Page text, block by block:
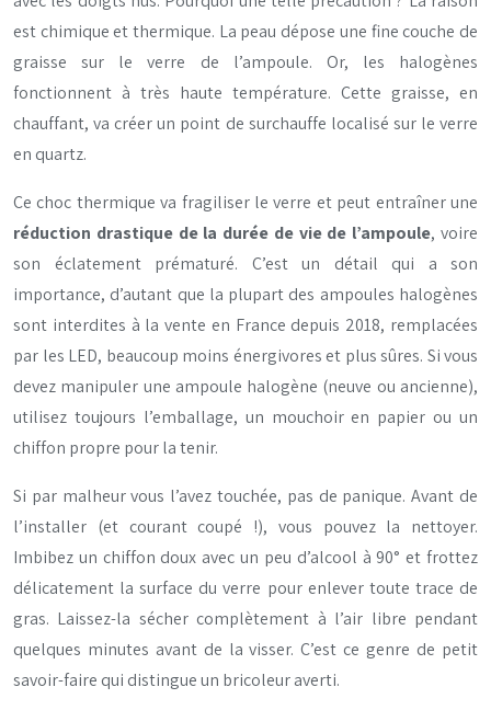
est chimique et thermique. La peau dépose une fine couche de
graisse sur le verre de l’ampoule. Or, les halogènes
fonctionnent à très haute température. Cette graisse, en
chauffant, va créer un point de surchauffe localisé sur le verre
en quartz.
Ce choc thermique va fragiliser le verre et peut entraîner une
réduction drastique de la durée de vie de l’ampoule, voire
son éclatement prématuré. C’est un détail qui a son
importance, d’autant que la plupart des ampoules halogènes
sont interdites à la vente en France depuis 2018, remplacées
par les LED, beaucoup moins énergivores et plus sûres. Si vous
devez manipuler une ampoule halogène (neuve ou ancienne),
utilisez toujours l’emballage, un mouchoir en papier ou un
chiffon propre pour la tenir.
Si par malheur vous l’avez touchée, pas de panique. Avant de
l’installer (et courant coupé !), vous pouvez la nettoyer.
Imbibez un chiffon doux avec un peu d’alcool à 90° et frottez
délicatement la surface du verre pour enlever toute trace de
gras. Laissez-la sécher complètement à l’air libre pendant
quelques minutes avant de la visser. C’est ce genre de petit
savoir-faire qui distingue un bricoleur averti.